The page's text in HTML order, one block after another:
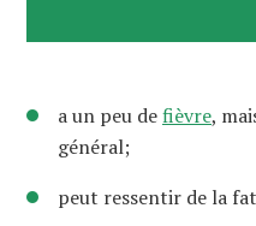
a un peu defièvre,
général;
peut ressentir de la